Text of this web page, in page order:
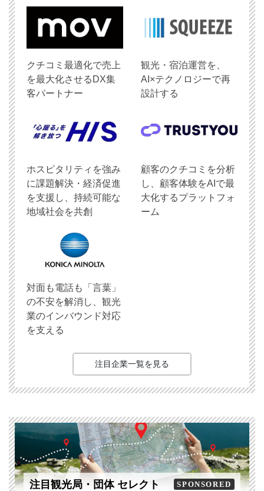
クチコミ最適化で売上
を最大化させるDX集
客パートナー
観光・宿泊運営を、
AI×テクノロジーで再
設計する
ホスピタリティを強み
に課題解決・経済促進
を支援し、持続可能な
地域社会を共創
顧客のクチコミを分析
し、顧客体験をAIで最
大化するプラットフォ
ーム
対面も電話も「言葉」
の不安を解消し、観光
業のインバウンド対応
を支える
注目企業一覧を見る
注目観光局・団体 セレクト SPONSORED